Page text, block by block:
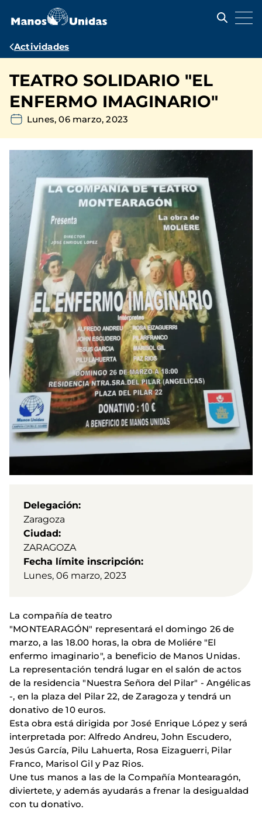
contenido
Ruta
navegación
Actividades
TEATRO SOLIDARIO "EL
ENFERMO IMAGINARIO"
Lunes, 06 marzo, 2023
Delegación
Zaragoza
Ciudad
ZARAGOZA
Fecha límite inscripción
Lunes, 06 marzo, 2023
La compañía de teatro
"MONTEARAGÓN" representará el domingo 26 de
marzo, a las 18.00 horas, la obra de Moliére "El
enfermo imaginario", a beneficio de Manos Unidas.
La representación tendrá lugar en el salón de actos
de la residencia "Nuestra Señora del Pilar" - Angélicas
-, en la plaza del Pilar 22, de Zaragoza y tendrá un
donativo de 10 euros.
Esta obra está dirigida por José Enrique López y será
interpretada por: Alfredo Andreu, John Escudero,
Jesús García, Pilu Lahuerta, Rosa Eizaguerri, Pilar
Franco, Marisol Gil y Paz Rios.
Une tus manos a las de la Compañía Montearagón,
diviertete, y además ayudarás a frenar la desigualdad
con tu donativo.